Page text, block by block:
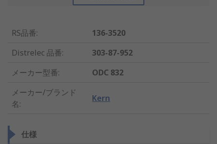
RS品番:
136-3520
Distrelec 品番:
303-87-952
メーカー型番:
ODC 832
メーカー/ブランド
名:
Kern
仕様